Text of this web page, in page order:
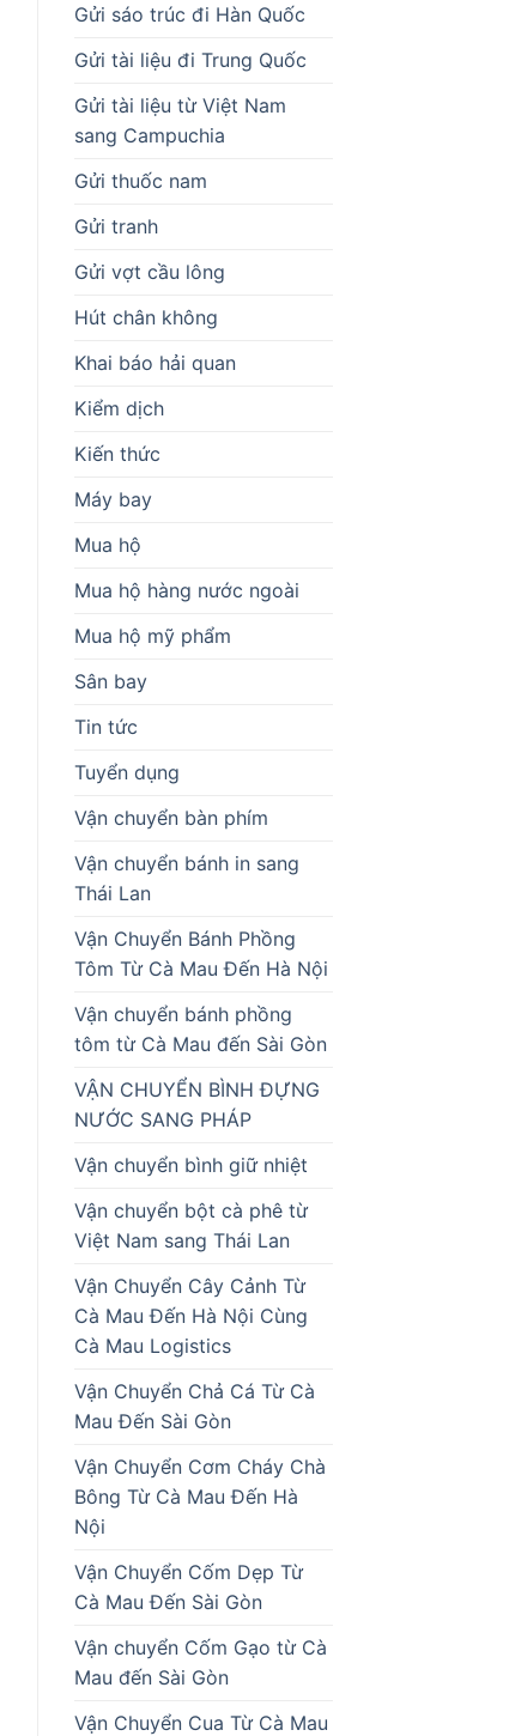
Gửi sáo trúc đi Hàn Quốc
Gửi tài liệu đi Trung Quốc
Gửi tài liệu từ Việt Nam
sang Campuchia
Gửi thuốc nam
Gửi tranh
Gửi vợt cầu lông
Hút chân không
Khai báo hải quan
Kiểm dịch
Kiến thức
Máy bay
Mua hộ
Mua hộ hàng nước ngoài
Mua hộ mỹ phẩm
Sân bay
Tin tức
Tuyển dụng
Vận chuyển bàn phím
Vận chuyển bánh in sang
Thái Lan
Vận Chuyển Bánh Phồng
Tôm Từ Cà Mau Đến Hà Nội
Vận chuyển bánh phồng
tôm từ Cà Mau đến Sài Gòn
VẬN CHUYỂN BÌNH ĐỰNG
NƯỚC SANG PHÁP
Vận chuyển bình giữ nhiệt
Vận chuyển bột cà phê từ
Việt Nam sang Thái Lan
Vận Chuyển Cây Cảnh Từ
Cà Mau Đến Hà Nội Cùng
Cà Mau Logistics
Vận Chuyển Chả Cá Từ Cà
Mau Đến Sài Gòn
Vận Chuyển Cơm Cháy Chà
Bông Từ Cà Mau Đến Hà
Nội
Vận Chuyển Cốm Dẹp Từ
Cà Mau Đến Sài Gòn
Vận chuyển Cốm Gạo từ Cà
Mau đến Sài Gòn
Vận Chuyển Cua Từ Cà Mau